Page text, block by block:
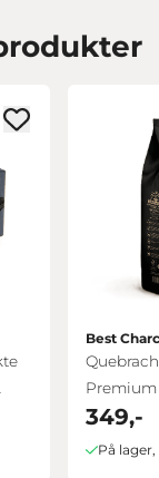
Best
349,-
På lager,